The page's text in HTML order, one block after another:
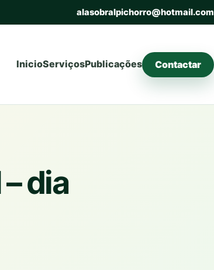
alasobralpichorro@hotmail.com
InicioServiçosPublicações Contactar
dia